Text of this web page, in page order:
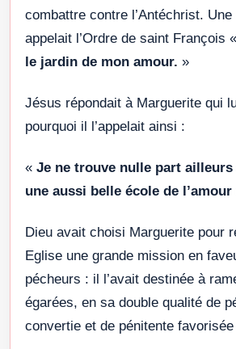
combattre contre l’Antéchrist.
appelait l’Ordre de saint François «
le jardin de mon amour. »
Jésus répondait à Marguerite qui
pourquoi il l’appelait ainsi :
« Je ne trouve nulle part ailleurs
une aussi belle école de
Dieu avait choisi Marguerite pour
Eglise une grande mission en
pécheurs : il l’avait destinée à
égarées, en sa double qualité de
convertie et de pénitente